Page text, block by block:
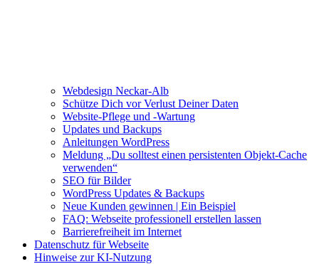
Webdesign Neckar-Alb
Schütze Dich vor Verlust Deiner Daten
Website-Pflege und -Wartung
Updates und Backups
Anleitungen WordPress
Meldung „Du solltest einen persistenten Objekt-Cache
verwenden“
SEO für Bilder
WordPress Updates & Backups
Neue Kunden gewinnen | Ein Beispiel
FAQ: Webseite professionell erstellen lassen
Barrierefreiheit im Internet
Datenschutz für Webseite
Hinweise zur KI-Nutzung